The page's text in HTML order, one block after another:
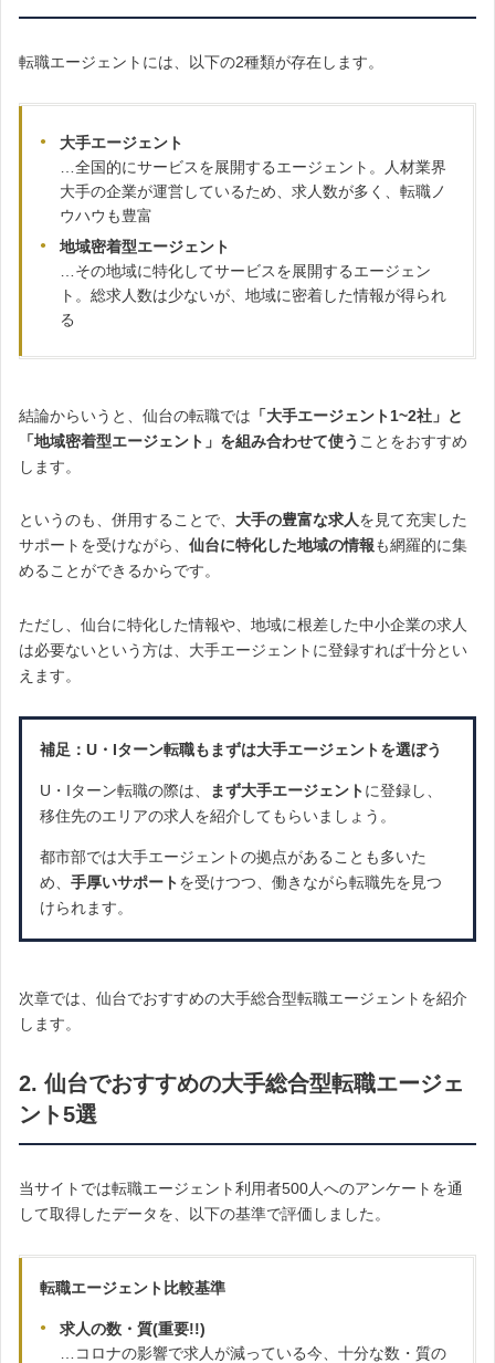
転職エージェントには、以下の2種類が存在します。
大手エージェント
…全国的にサービスを展開するエージェント。人材業界
大手の企業が運営しているため、求人数が多く、転職ノ
ウハウも豊富
地域密着型エージェント
…その地域に特化してサービスを展開するエージェン
ト。総求人数は少ないが、地域に密着した情報が得られ
る
結論からいうと、仙台の転職では 「大手エージェント1~2社」と
「地域密着型エージェント」を組み合わせて使う ことをおすすめ
します。
というのも、併用することで、 大手の豊富な求人を見て充実した
サポートを受けながら、 仙台に特化した地域の情報も網羅的に集
めることができるからです。
ただし、仙台に特化した情報や、地域に根差した中小企業の求人
は必要ないという方は、大手エージェントに登録すれば十分とい
えます。
補足：U・Iターン転職もまずは大手エージェントを選ぼう
U・Iターン転職の際は、 まず大手エージェントに登録し、
移住先のエリアの求人を紹介してもらいましょう。
都市部では大手エージェントの拠点があることも多いた
め、 手厚いサポートを受けつつ、働きながら転職先を見つ
けられます。
次章では、仙台でおすすめの大手総合型転職エージェントを紹介
します。
2. 仙台でおすすめの大手総合型転職エージェ
ント5選
当サイトでは転職エージェント利用者500人へのアンケートを通
して取得したデータを、以下の基準で評価しました。
転職エージェント比較基準
求人の数・質(重要!!)
…コロナの影響で求人が減っている今、十分な数・質の